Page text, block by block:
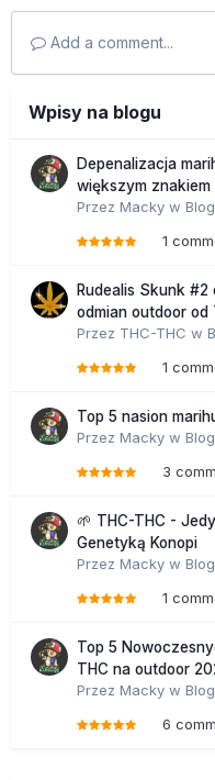
Add a comment...
Wpisy na blogu
Depenalizacja
większym
Przez Macky w
1
Rudealis Skunk
odmian outdoor od
Przez THC-THC w
1
Top 5 nasion
Przez Macky w
3
🌱 THC-THC -
Genetyką Konopi
Przez Macky w
1
Top 5
THC na outdoor
Przez Macky w
6